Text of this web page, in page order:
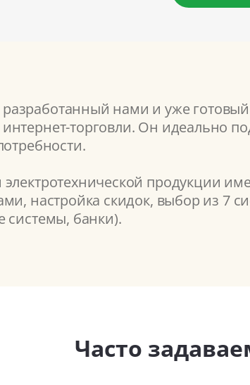
нами и уже
торговли. Он идеально
продукции
настройка скидок, выбор из 7
системы, банки).
Часто